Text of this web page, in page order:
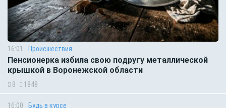
16:01 Происшествия
Пенсионерка избила свою подругу металлической
крышкой в Воронежской области
8 1848
16:00 Будь в курсе